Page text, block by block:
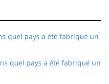
quel pays a été fabriqué un
quel pays a été fabriqué un